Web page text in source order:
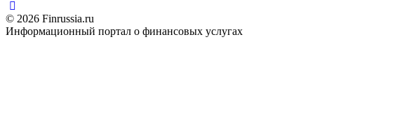
© 2026 Finrussia.ru
Информационный портал о финансовых услугах